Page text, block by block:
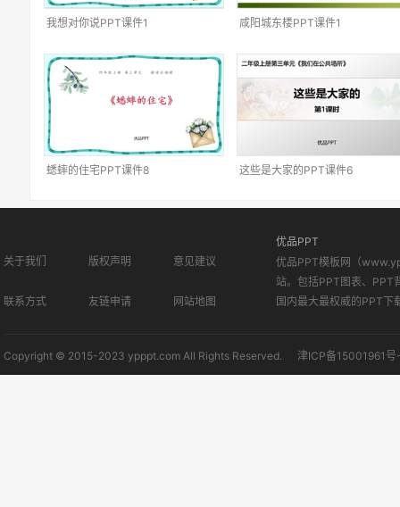
我想对你说PPT课件1 咸阳城东楼PPT课件1
蟋蟀的住宅PPT课件8 这些是大家的PPT课件6
关于我们 版权声明 意见建议
联系方式 友链申请 网站地图
优品PPT
优品PPT模板网（
站。包括PPT图表、PPT
国内最大最权威的PPT下
Copyright © 2015-2023 ypppt.com All Rights Reserved. 津ICP备15001961号